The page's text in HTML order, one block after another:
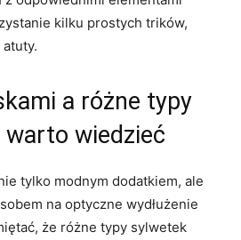
kilku prostych trików,
a różne typy
wiedzieć
tylko modnym dodatkiem, ale
na optyczne wydłużenie
że różne typy sylwetek